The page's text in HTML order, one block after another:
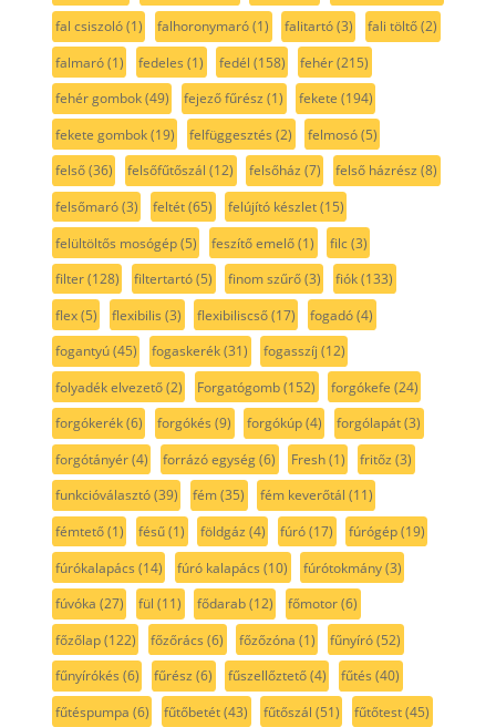
fal csiszoló(1) falhoronymaró(1) falitartó(3) fali töltő(2)
falmaró(1) fedeles (1) fedél (158) fehér(215)
fehér gombok(49) fejező fűrész (1) fekete (194)
fekete gombok(19) felfüggesztés (2) felmosó(5)
felső(36) felsőfűtőszál (12) felsőház (7) felső házrész (8)
felsőmaró(3) feltét(65) felújító készlet(15)
felültöltős mosógép(5) feszítő emelő(1) filc(3)
filter(128) filtertartó(5) finom szűrő(3) fiók(133)
flex(5) flexibilis (3) flexibiliscső(17) fogadó(4)
fogantyú(45) fogaskerék(31) fogasszíj (12)
folyadék elvezető(2) Forgatógomb(152) forgókefe (24)
forgókerék(6) forgókés (9) forgókúp(4) forgólapát(3)
forgótányér(4) forrázó egység(6) Fresh(1) fritőz (3)
funkcióválasztó(39) fém(35) fém keverőtál (11)
fémtető(1) fésű(1) földgáz (4) fúró(17) fúrógép(19)
fúrókalapács (14) fúró kalapács (10) fúrótokmány(3)
fúvóka (27) fül (11) fődarab(12) főmotor(6)
főzőlap(122) főzőrács (6) főzőzóna (1) fűnyíró(52)
fűnyírókés (6) fűrész (6) fűszellőztető(4) fűtés (40)
fűtéspumpa (6) fűtőbetét(43) fűtőszál (51) fűtőtest(45)